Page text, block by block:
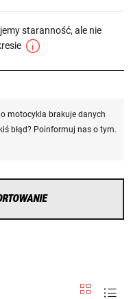
staranność, ale nie
motocykla brakuje danych
błąd? Poinformuj nas o tym.